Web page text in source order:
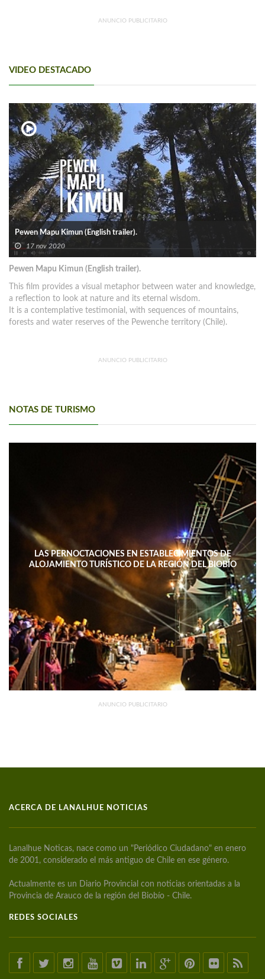
ANUNCIO PUBLICITARIO
VIDEO DESTACADO
Pewen Mapu Kimun (English trailer).
17 nov 2020
Pewen Mapu Kimun (English trailer).
This film provides a visual metaphor between water and knowledge,
a reflection to look at nature and its eternal wisdom.
It is a contemplative testimonial, with sequences of mountains,
forests and water reserves of the Pewenche territory (Chile).
ANUNCIO PUBLICITARIO
NOTAS DE TURISMO
LAS PERNOCTACIONES EN ESTABLECIMIENTOS DE
ALOJAMIENTO TURÍSTICO DE LA REGIÓN DEL BIOBÍO
DISMINUYERON 15,4% INTERANUAL
ANUNCIO PUBLICITARIO
ACERCA DE LANALHUE NOTICIAS
Lanalhue Noticas, nace como un "Periódico Ciudadano" en enero
de 2001, considerado el más antiguo de Chile en ese género.
Actualmente es un Diario Provincial con noticias orientadas a la
Provincia de Arauco de la región del Biobío - Chile.
REDES SOCIALES